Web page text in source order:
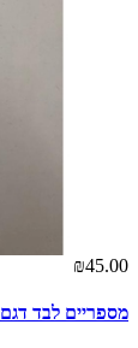
₪45.00
מספריים לבד דגם 11140